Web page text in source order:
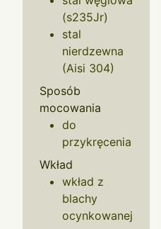
(s235Jr)
stal
nierdzewna
(Aisi 304)
Sposób
mocowania
do
przykręcenia
Wkład
wkład z
blachy
ocynkowanej